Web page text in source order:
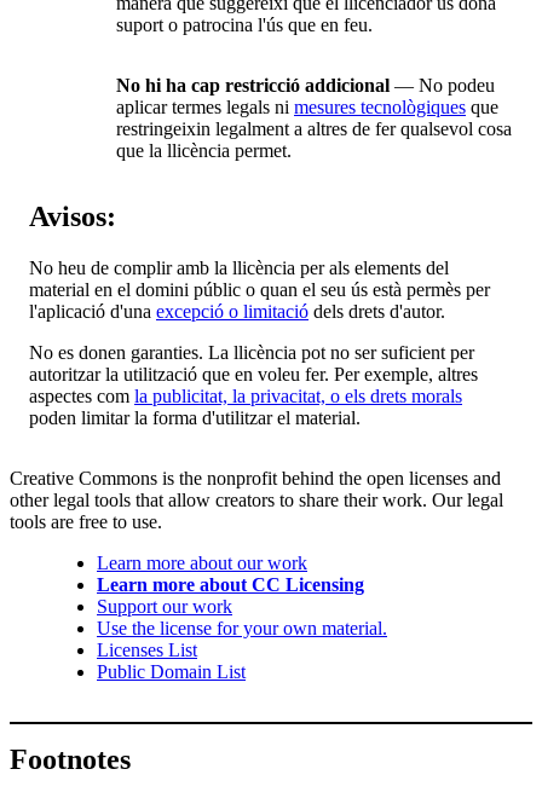
suport o patrocina l'ús que en feu.
No hi ha cap restricció addicional — No podeu
aplicar termes legals ni mesures tecnològiques que
restringeixin legalment a altres de fer qualsevol cosa
que la llicència permet.
Avisos:
No heu de complir amb la llicència per als elements del
material en el domini públic o quan el seu ús està permès per
l'aplicació d'una excepció o limitació dels drets d'autor.
No es donen garanties. La llicència pot no ser suficient per
autoritzar la utilització que en voleu fer. Per exemple, altres
aspectes com la publicitat, la privacitat, o els drets morals
poden limitar la forma d'utilitzar el material.
Creative Commons is the nonprofit behind the open licenses and
other legal tools that allow creators to share their work. Our legal
tools are free to use.
Learn more about our work
Learn more about CC Licensing
Support our work
Use the license for your own material.
Licenses List
Public Domain List
Footnotes